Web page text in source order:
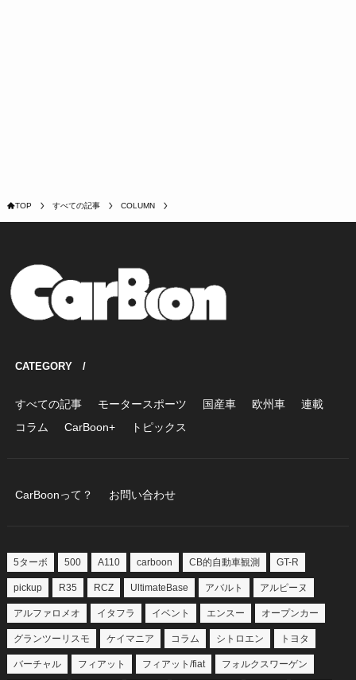
TOP すべての記事 COLUMN
CATEGORY /
すべての記事 モータースポーツ 国産車 欧州車
連載
コラム
CarBoon+ トピックス
CarBoonって？ お問い合わせ
5ターボ 500 A110 carboon CB的自動車観測 GT-R
pickup R35 RCZ UltimateBase アバルト アルピーヌ
アルファロメオ イタフラ イベント エンスー オープンカー
グランツーリスモ ケイマニア コラム シトロエン トヨタ
バーチャル フィアット フィアット/fiat フォルクスワーゲン